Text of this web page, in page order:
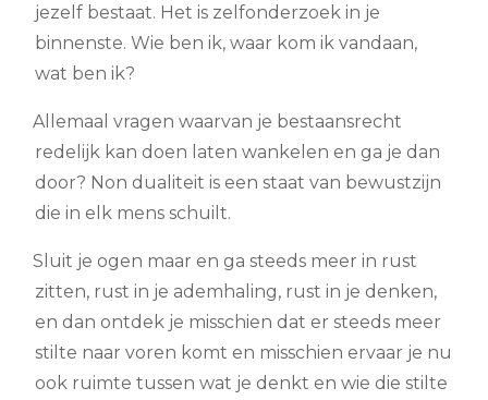
jezelf bestaat. Het is zelfonderzoek in je
binnenste. Wie ben ik, waar kom ik vandaan,
wat ben ik?
Allemaal vragen waarvan je bestaansrecht
redelijk kan doen laten wankelen en ga je dan
door? Non dualiteit is een staat van bewustzijn
die in elk mens schuilt.
Sluit je ogen maar en ga steeds meer in rust
zitten, rust in je ademhaling, rust in je denken,
en dan ontdek je misschien dat er steeds meer
stilte naar voren komt en misschien ervaar je nu
ook ruimte tussen wat je denkt en wie die stilte